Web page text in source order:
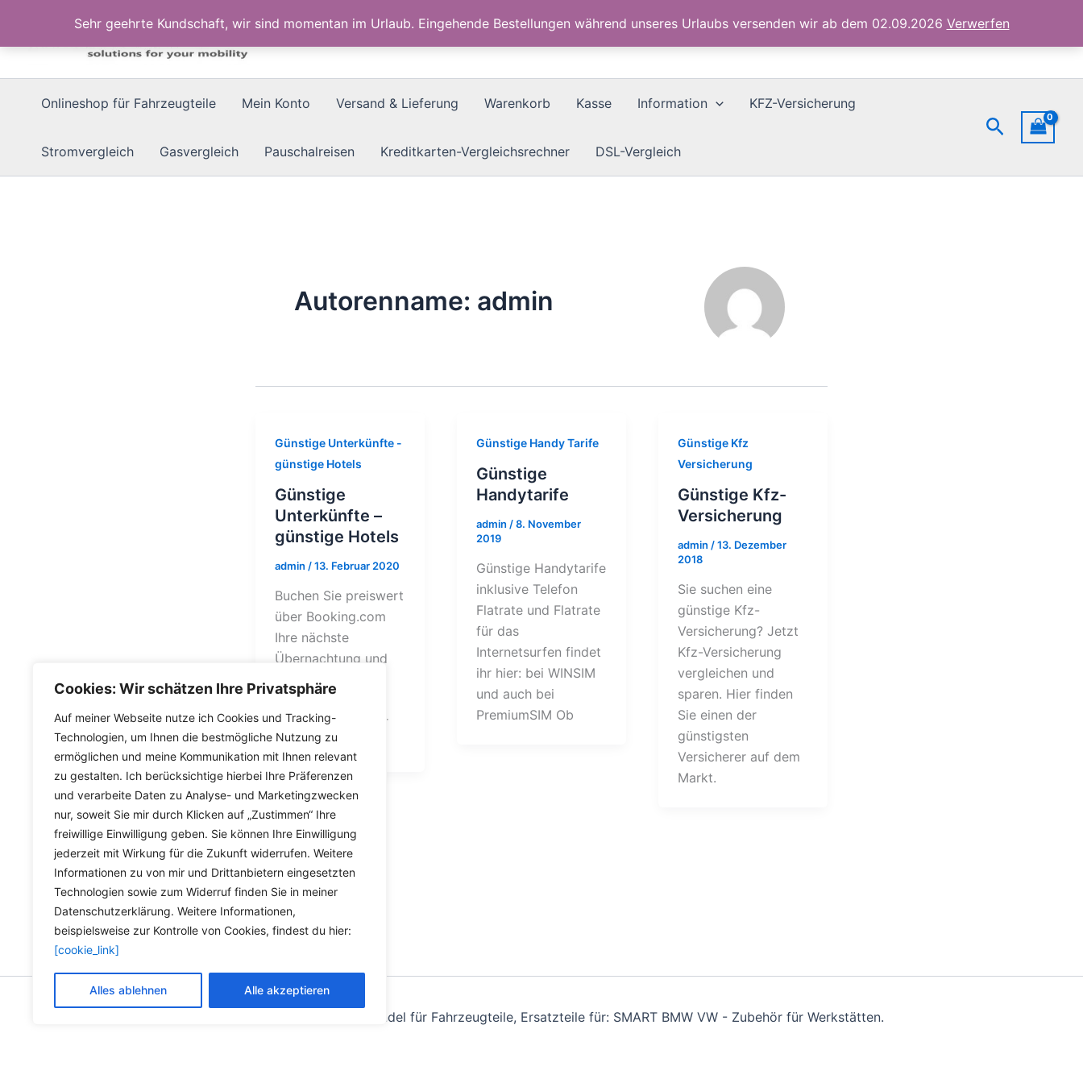
Cookies: Wir schätzen Ihre Privatsphäre
Auf meiner Webseite nutze ich Cookies und Tracking-
Technologien, um Ihnen die bestmögliche Nutzung zu
ermöglichen und meine Kommunikation mit Ihnen relevant
zu gestalten. Ich berücksichtige hierbei Ihre Präferenzen
und verarbeite Daten zu Analyse- und Marketingzwecken
nur, soweit Sie mir durch Klicken auf „Zustimmen“ Ihre
freiwillige Einwilligung geben. Sie können Ihre Einwilligung
jederzeit mit Wirkung für die Zukunft widerrufen. Weitere
Informationen zu von mir und Drittanbietern eingesetzten
Technologien sowie zum Widerruf finden Sie in meiner
Datenschutzerklärung. Weitere Informationen,
beispielsweise zur Kontrolle von Cookies, findest du hier:
[cookie_link]
Alles ablehnen Alle akzeptieren
Sehr geehrte Kundschaft, wir sind momentan im Urlaub. Eingehende Bestellungen während unseres Urlaubs versenden wir ab dem 02.09.2026 Verwerfen
springen
Onlineshop für Fahrzeugteile Mein Konto Versand & Lieferung Warenkorb Kasse Information KFZ-Versicherung
Stromvergleich Gasvergleich Pauschalreisen Kreditkarten-Vergleichsrechner DSL-Vergleich
Suchen
Autorenname: admin
Günstige Unterkünfte -
günstige Hotels
Günstige
Unterkünfte –
günstige Hotels
admin /13. Februar 2020
Buchen Sie preiswert
über Booking.com
Ihre nächste
Übernachtung und
sparen Sie bares
Geld für die
Urlaubskasse. Hier
findet ihr für […]
Günstige Handy Tarife
Günstige
Handytarife
admin /8. November
2019
Günstige Handytarife
inklusive Telefon
Flatrate und Flatrate
für das
Internetsurfen findet
ihr hier: bei WINSIM
und auch bei
PremiumSIM Ob
Günstige Kfz
Versicherung
Günstige Kfz-
Versicherung
admin /13. Dezember
2018
Sie suchen eine
günstige Kfz-
Versicherung? Jetzt
Kfz-Versicherung
vergleichen und
sparen. Hier finden
Sie einen der
günstigsten
Versicherer auf dem
Markt.
Copyright © 2026 Versandhandel für Fahrzeugteile, Ersatzteile für: SMART BMW VW - Zubehör für Werkstätten.